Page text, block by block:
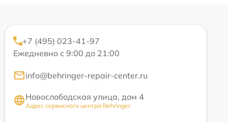
+7 (495) 023-41-97
Ежедневно с 9:00 до 21:00
info@behringer-repair-center.ru
Новослободская улица, дом 4
Адрес сервисного центра Behringer